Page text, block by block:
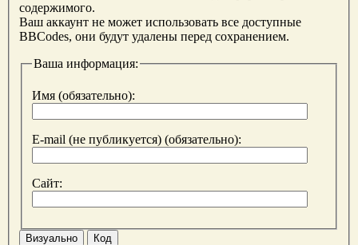
содержимого.
Ваш аккаунт не может использовать все доступные
BBCodes, они будут удалены перед сохранением.
Ваша информация:
Имя (обязательно):
E-mail (не публикуется) (обязательно):
Сайт:
Визуально Код